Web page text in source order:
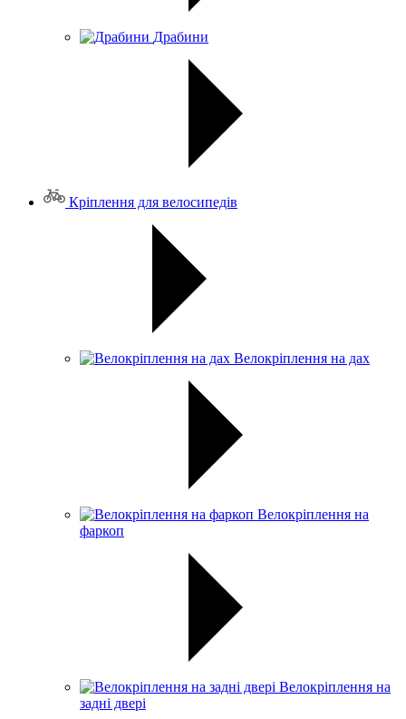
Драбини
Кріплення для велосипедів
Велокріплення на дах
Велокріплення на
фаркоп
Велокріплення на
задні двері